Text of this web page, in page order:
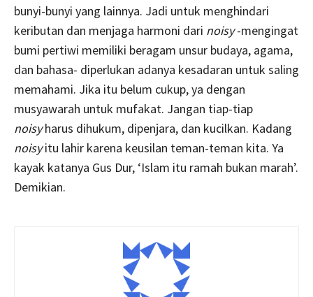
bunyi-bunyi yang lainnya. Jadi untuk menghindari
keributan dan menjaga harmoni dari noisy-mengingat
bumi pertiwi memiliki beragam unsur budaya, agama,
dan bahasa- diperlukan adanya kesadaran untuk saling
memahami. Jika itu belum cukup, ya dengan
musyawarah untuk mufakat. Jangan tiap-tiap
noisyharus dihukum, dipenjara, dan kucilkan. Kadang
noisyitu lahir karena keusilan teman-teman kita. Ya
kayak katanya Gus Dur, ‘Islam itu ramah bukan marah’.
Demikian.